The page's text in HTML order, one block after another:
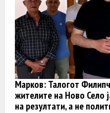
Марков: Талогот
жителите на Ново Село
на резултати, а не